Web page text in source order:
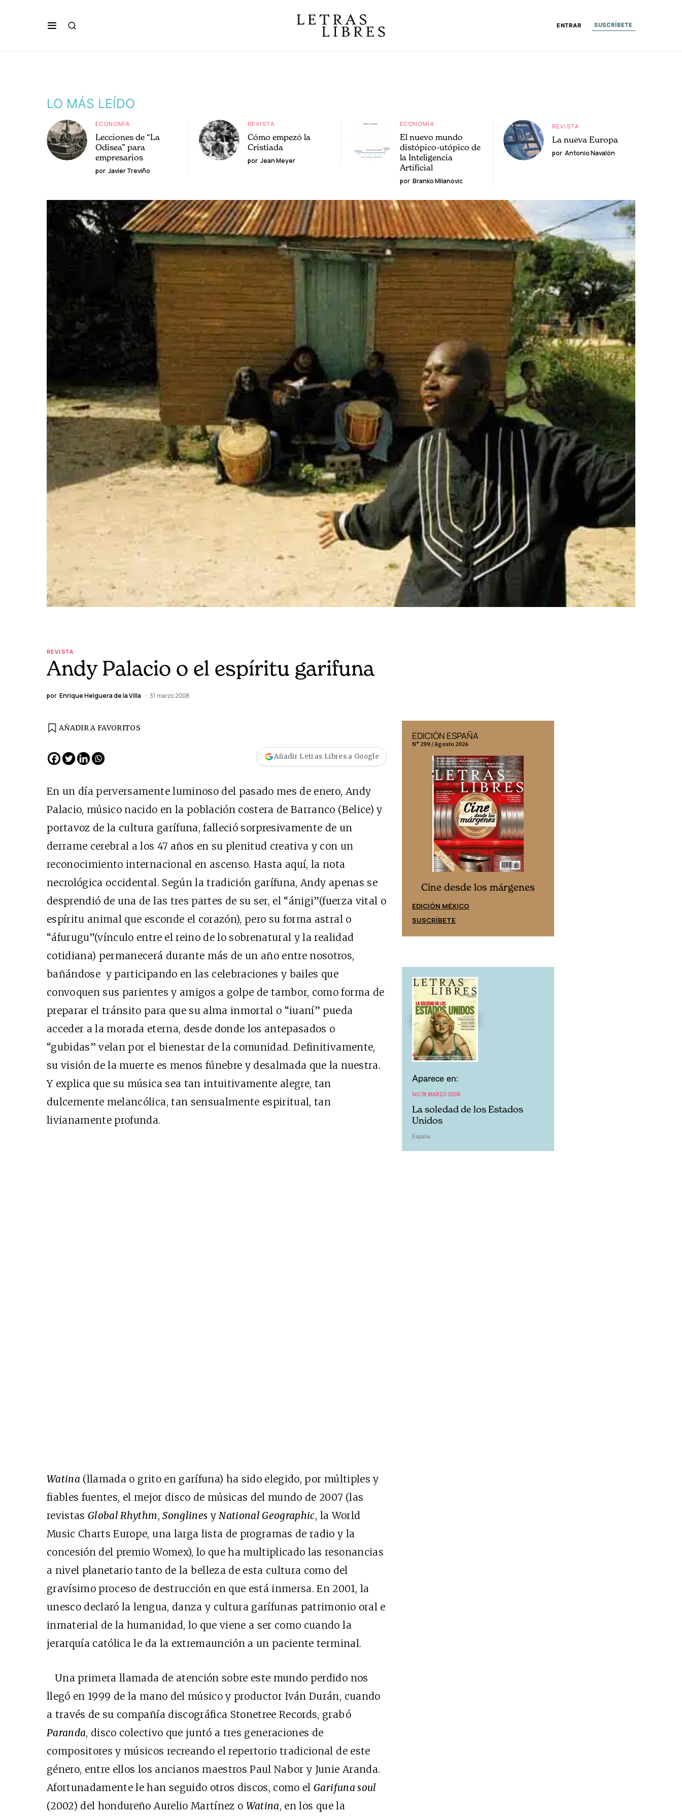
ENTRAR SUSCRÍBETE
LO MÁS LEÍDO
ECONOMÍA
Lecciones de “La
Odisea” para
empresarios
por Javier Treviño
REVISTA
Cómo empezó la
Cristiada
por Jean Meyer
ECONOMÍA
El nuevo mundo
distópico-utópico de
la Inteligencia
Artificial
por Branko Milanovic
REVISTA
La nueva Europa
por Antonio Navalón
REVISTA
Andy Palacio o el espíritu garifuna
por Enrique Helguera de la Villa 31 marzo 2008
AÑADIR A FAVORITOS
Añadir Letras Libres a Google
En un día perversamente luminoso del pasado mes de enero, Andy
Palacio, músico nacido en la población costera de Barranco (Belice) y
portavoz de la cultura garífuna, falleció sorpresivamente de un
derrame cerebral a los 47 años en su plenitud creativa y con un
reconocimiento internacional en ascenso. Hasta aquí, la nota
necrológica occidental. Según la tradición garífuna, Andy apenas se
desprendió de una de las tres partes de su ser, el “ánigi”(fuerza vital o
espíritu animal que esconde el corazón), pero su forma astral o
“áfurugu”(vínculo entre el reino de lo sobrenatural y la realidad
cotidiana) permanecerá durante más de un año entre nosotros,
bañándose y participando en las celebraciones y bailes que
convoquen sus parientes y amigos a golpe de tambor, como forma de
preparar el tránsito para que su alma inmortal o “iuaní” pueda
acceder a la morada eterna, desde donde los antepasados o
“gubidas” velan por el bienestar de la comunidad. Definitivamente,
su visión de la muerte es menos fúnebre y desalmada que la nuestra.
Y explica que su música sea tan intuitivamente alegre, tan
dulcemente melancólica, tan sensualmente espiritual, tan
livianamente profunda.
Watina (llamada o grito en garífuna) ha sido elegido, por múltiples y
fiables fuentes, el mejor disco de músicas del mundo de 2007 (las
revistasGlobal Rhythm,Songlines yNational Geographic, la World
Music Charts Europe, una larga lista de programas de radio y la
concesión del premio Womex), lo que ha multiplicado las resonancias
a nivel planetario tanto de la belleza de esta cultura como del
gravísimo proceso de destrucción en que está inmersa. En 2001, la
unesco declaró la lengua, danza y cultura garífunas patrimonio oral e
inmaterial de la humanidad, lo que viene a ser como cuando la
jerarquía católica le da la extremaunción a un paciente terminal.
Una primera llamada de atención sobre este mundo perdido nos
llegó en 1999 de la mano del músico y productor Iván Durán, cuando
a través de su compañía discográfica Stonetree Records, grabó
Paranda, disco colectivo que juntó a tres generaciones de
compositores y músicos recreando el repertorio tradicional de este
género, entre ellos los ancianos maestros Paul Nabor y Junie Aranda.
Afortunadamente le han seguido otros discos, como elGarifuna soul
(2002) del hondureño Aurelio Martínez o Watina, en los que la
Cine desde los márgenes
EDICIÓN MÉXICO
SUSCRÍBETE
Cine desde los márgenes
EDICIÓN ESPAÑA
SUSCRÍBETE
EDICIÓN ESPAÑA
N° 299 / Agosto 2026
Cine desde los márgenes
EDICIÓN MÉXICO
SUSCRÍBETE
Aparece en:
NO.78 MARZO 2008
La soledad de los Estados
Unidos
España